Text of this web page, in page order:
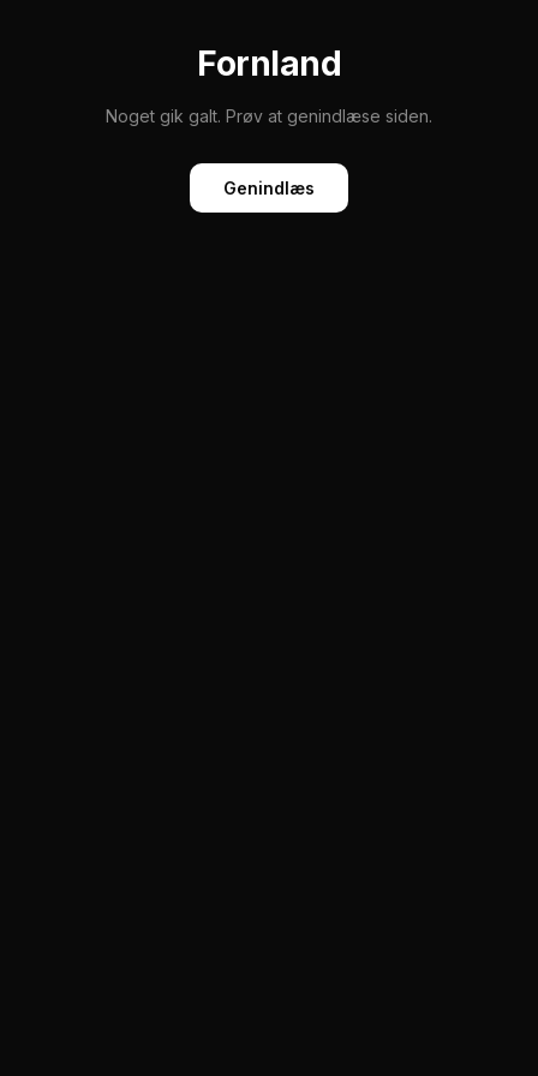
Fornland
Noget gik galt. Prøv at genindlæse siden.
Genindlæs